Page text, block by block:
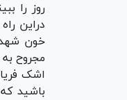
روز را
دراین
خون
مجروح
اشک
باشید